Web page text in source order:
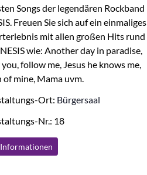
Songs der legendären Rockband
Freuen Sie sich auf ein einmaliges
mit allen großen Hits rund
wie: Another day in paradise,
follow me, Jesus he knows me,
of mine, Mama uvm.
Ort: Bürgersaal
Nr.: 18
rmationen